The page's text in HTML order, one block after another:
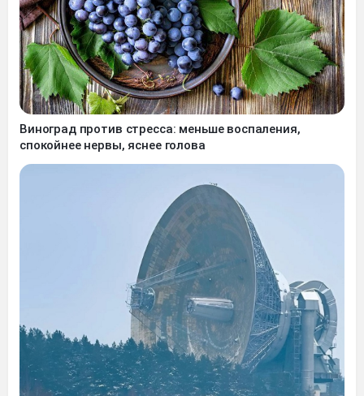
Виноград против стресса: меньше воспаления,
спокойнее нервы, яснее голова